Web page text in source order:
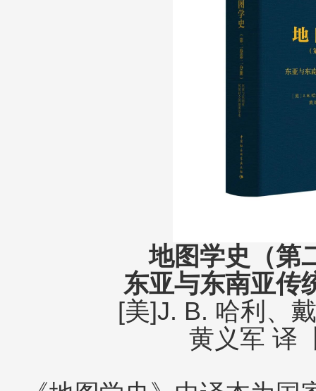
地图学史（第
东亚与东南亚传
[美]J. B. 哈利、
黄义军 译